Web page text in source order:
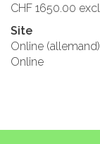
CHF 1650.00
Site
Online (allemand)
Online